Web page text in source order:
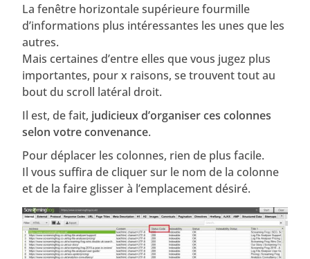
La fenêtre horizontale supérieure fourmille
d’informations plus intéressantes les unes que les
autres.
Mais certaines d’entre elles que vous jugez plus
importantes, pour x raisons, se trouvent tout au
bout du scroll latéral droit.
Il est, de fait, judicieux d’organiser ces colonnes
selon votre convenance.
Pour déplacer les colonnes, rien de plus facile.
Il vous suffira de cliquer sur le nom de la colonne
et de la faire glisser à l’emplacement désiré.